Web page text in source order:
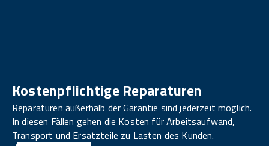
Kostenpflichtige Reparaturen
Reparaturen außerhalb der Garantie sind jederzeit möglich.
In diesen Fällen gehen die Kosten für Arbeitsaufwand,
Transport und Ersatzteile zu Lasten des Kunden.